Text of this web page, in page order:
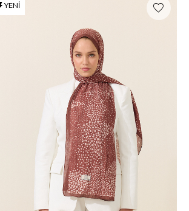
YENI